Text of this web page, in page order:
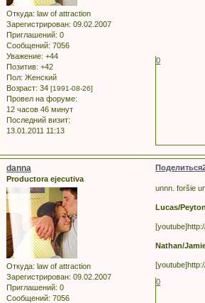
Откуда: law of attraction
Зарегистрирован: 09.02.2007
Приглашений: 0
Сообщений: 7056
Уважение: +44
Позитив: +42
Пол: Женский
Возраст: 34 [1991-08-26]
Провел на форуме:
12 часов 46 минут
Последний визит:
13.01.2011 11:13
0
Поделиться
danna
Productora ejecutiva
Откуда: law of attraction
Зарегистрирован: 09.02.2007
Приглашений: 0
Сообщений: 7056
unnn. foršie
Lucas/
Nathan/
0